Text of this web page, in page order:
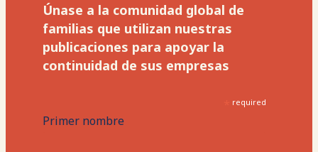
Únase a la comunidad global de
familias que utilizan nuestras
publicaciones para apoyar la
continuidad de sus empresas
required
Primer nombre